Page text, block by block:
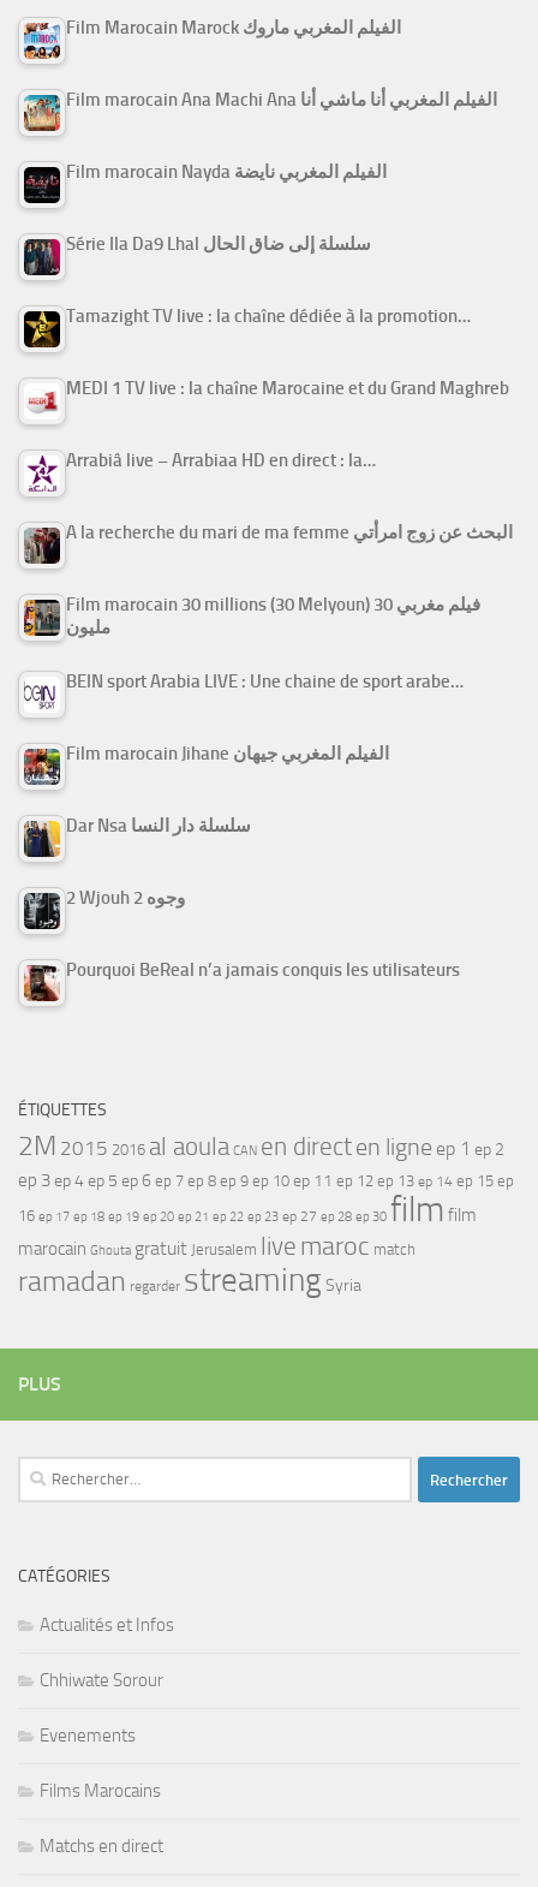
Film Marocain Marock الفيلم المغربي ماروك
Film marocain Ana Machi Ana الفيلم المغربي أنا ماشي أنا
Film marocain Nayda الفيلم المغربي نايضة
Série Ila Da9 Lhal سلسلة إلى ضاق الحال
Tamazight TV live : la chaîne dédiée à la promotion…
MEDI 1 TV live : la chaîne Marocaine et du Grand Maghreb
Arrabiâ live – Arrabiaa HD en direct : la…
A la recherche du mari de ma femme البحث عن زوج امرأتي
Film marocain 30 millions (30 Melyoun) فيلم مغربي 30
مليون
BEIN sport Arabia LIVE : Une chaine de sport arabe…
Film marocain Jihane الفيلم المغربي جيهان
Dar Nsa سلسلة دار النسا
2 Wjouh 2 وجوه
Pourquoi BeReal n’a jamais conquis les utilisateurs
ÉTIQUETTES
2M 2015 2016 al aoula CAN en directen ligne ep 1 ep 2
ep 3ep 4ep 5 ep 6 ep 7 ep 8 ep 9 ep 10 ep 11 ep 12 ep 13 ep 14 ep 15 ep
16 ep 17 ep 18 ep 19 ep 20 ep 21 ep 22 ep 23 ep 27 ep 28 ep 30 film film
marocain Ghouta gratuit Jerusalem live maroc match
ramadan regarder streamingSyria
PLUS
Rechercher :
CATÉGORIES
Actualités et Infos
Chhiwate Sorour
Evenements
Films Marocains
Matchs en direct